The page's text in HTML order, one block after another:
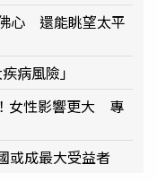
心 還能眺望太平
病風險」
女性影響更大 專
或成最大受益者